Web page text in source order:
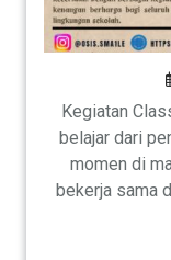
Kegiatan
belajar dari
momen di
bekerja sama